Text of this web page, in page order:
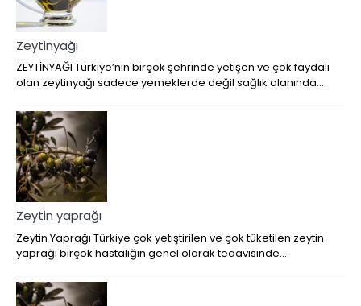
Zeytinyağı
ZEYTİNYAĞI Türkiye’nin birçok şehrinde yetişen ve çok faydalı
olan zeytinyağı sadece yemeklerde değil sağlık alanında…
Zeytin yaprağı
Zeytin Yaprağı Türkiye çok yetiştirilen ve çok tüketilen zeytin
yaprağı birçok hastalığın genel olarak tedavisinde…